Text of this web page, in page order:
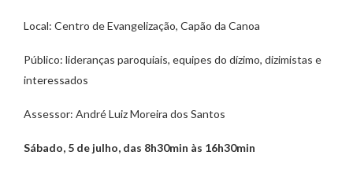
Local: Centro de Evangelização, Capão da Canoa
Público: lideranças paroquiais, equipes do dízimo, dizimistas e
interessados
Assessor: André Luiz Moreira dos Santos
Sábado, 5 de julho, das 8h30min às 16h30min